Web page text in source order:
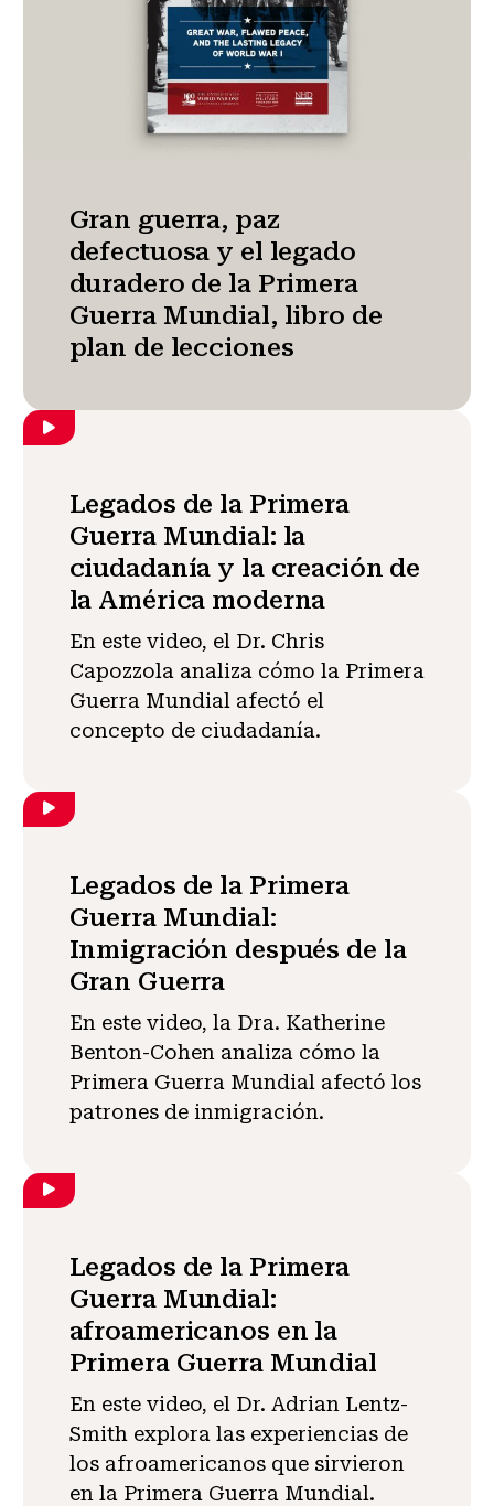
Gran guerra, paz
defectuosa y el legado
duradero de la Primera
Guerra Mundial, libro de
plan de lecciones
Legados de la Primera
Guerra Mundial: la
ciudadanía y la creación de
la América moderna
En este video, el Dr. Chris
Capozzola analiza cómo la Primera
Guerra Mundial afectó el
concepto de ciudadanía.
Legados de la Primera
Guerra Mundial:
Inmigración después de la
Gran Guerra
En este video, la Dra. Katherine
Benton-Cohen analiza cómo la
Primera Guerra Mundial afectó los
patrones de inmigración.
Legados de la Primera
Guerra Mundial:
afroamericanos en la
Primera Guerra Mundial
En este video, el Dr. Adrian Lentz-
Smith explora las experiencias de
los afroamericanos que sirvieron
en la Primera Guerra Mundial.